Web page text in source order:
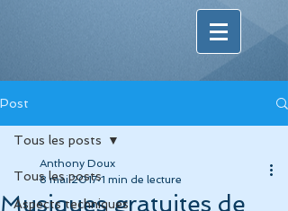
Post
Tous les posts
Aspects techniques
Tous les posts
Musiques gratuites de
Anthony Doux
8 mai 2017 1 min de lecture